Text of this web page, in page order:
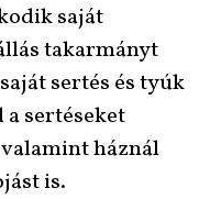
saját
takarmányt
sertés és tyúk
sertéseket
háznál
is.